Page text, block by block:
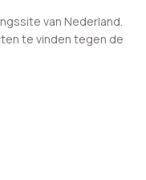
van Nederland.
te vinden tegen de